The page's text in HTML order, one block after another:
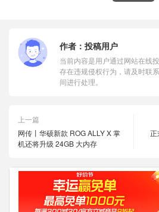
作者： 投稿用户
当前内容是用户通过网站在线
存在违规侵权行为，请及时联
间进行处理。
上一篇
网传丨华硕新款 ROG ALLY X 掌
机还将升级 24GB 大内存
正